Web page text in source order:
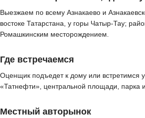
Выезжаем по всему Азнакаево и
востоке Татарстана, у горы Чатыр-Тау;
Ромашкинским месторождением.
Где встречаемся
Оценщик подъедет к дому или встретимся
«Татнефти», центральной площади, парка
Местный авторынок